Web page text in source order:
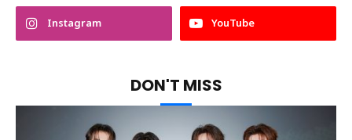
Instagram YouTube
DON'T MISS